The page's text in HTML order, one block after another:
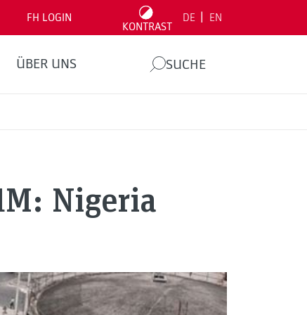
FH LOGIN
KONTRAST
DE EN
ÜBER UNS SUCHE
Nigeria